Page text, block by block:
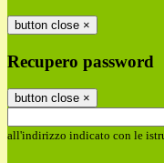
button close ×
Recupero password
button close ×
all'indirizzo indicato con le